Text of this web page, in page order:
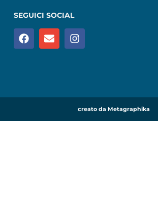
SEGUICI SOCIAL
creato da Metagraphika